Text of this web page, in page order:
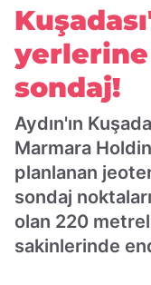
sondaj!
Aydın'ın
Marmara
planlanan
sondaj
olan 220
sakinlerinde